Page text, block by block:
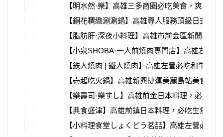
【明水然·樂】高雄三多商圈必吃美食，爽吃龍
【銅花精緻涮涮鍋】高雄專人服務頂級日式火
【脂肪肝·深夜小料理】高雄市前金區新開幕居
【小泉SHOBA·一人前燒肉專門店】高雄左營
【鉄人燒肉 | 鐵人燒肉】高雄左營必吃和牛燒
【壱起吃火鍋】高雄新興捷運美麗島站美食，
【樂壽司-樂すし】高雄前金日本料理，必吃美
【典食盛津】高雄前鎮日本料理，必吃生魚丼
【小料理食堂しょくどう茗喆】高雄左營必吃